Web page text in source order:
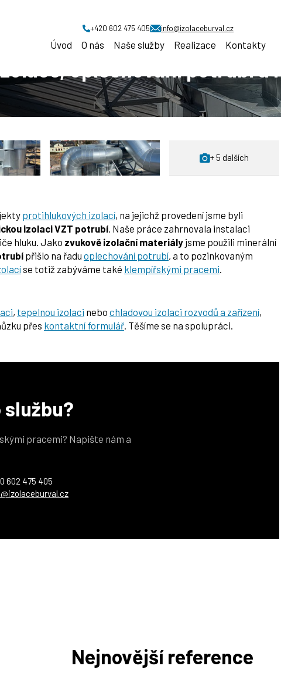
+420 602 475 405 info@izolaceburval.cz
Úvod O nás Naše služby Realizace Kontakty
izolace průmyslových zařízení Instalace akustické izolace,
+ 5 dalších
protihlukových izolací, na jejichž provedení jsme byli
izolaci VZT potrubí. Naše práce zahrnovala instalaci
hluku. Jako zvukově izolační materiály jsme použili minerální
přišlo na řadu oplechování potrubí, a to pozinkovaným
se totiž zabýváme také klempířskými pracemi.
, tepelnou izolaci nebo chladovou izolaci rozvodů a zařízení,
přes kontaktní formulář. Těšíme se na spolupráci.
službu?
pracemi? Napište nám a
602 475 405
Nejnovější reference